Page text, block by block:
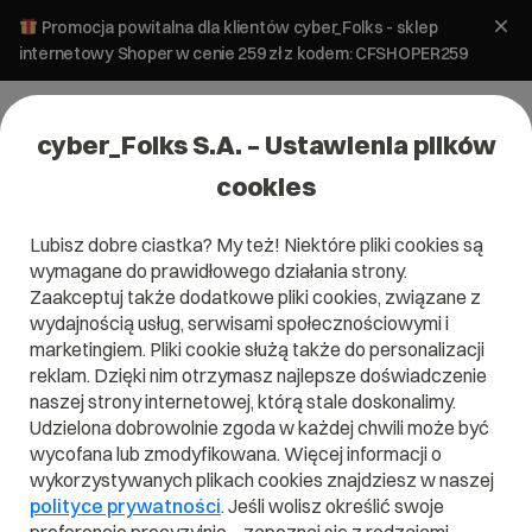
Promocja powitalna dla klientów cyber_Folks - sklep
internetowy Shoper w cenie 259 zł z kodem: CFSHOPER259
Czym jest PHP 7.0?
Przeczytaj czym jestPHP 7.0 w naszym słowniku.
Pomoże Ci to lepiej zrozumieć, czym dokładnie jestPHP 7.0
cyber_Folks S.A. – Ustawienia plików
cookies
Lubisz dobre ciastka? My też! Niektóre pliki cookies są
wymagane do prawidłowego działania strony.
Zaakceptuj także dodatkowe pliki cookies, związane z
wydajnością usług, serwisami społecznościowymi i
marketingiem. Pliki cookie służą także do personalizacji
reklam. Dzięki nim otrzymasz najlepsze doświadczenie
naszej strony internetowej, którą stale doskonalimy.
Udzielona dobrowolnie zgoda w każdej chwili może być
wycofana lub zmodyfikowana. Więcej informacji o
wykorzystywanych plikach cookies znajdziesz w naszej
polityce prywatności. Jeśli wolisz określić swoje